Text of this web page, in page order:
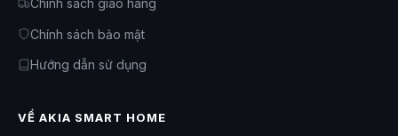
Chính sách giao hàng
Chính sách bảo mật
Hướng dẫn sử dụng
VỀ AKIA SMART HOME